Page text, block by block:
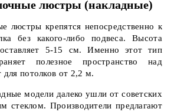
люстры (накладные)
люстры крепятся непосредственно к
без какого-либо подвеса. Высота
5-15 см. Именно этот тип
полезное пространство над
для потолков от 2,2 м.
модели далеко ушли от советских
стеклом. Производители предлагают